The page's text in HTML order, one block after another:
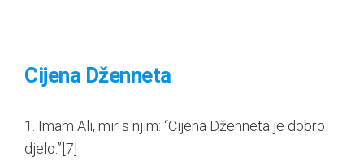
Cijena Dženneta
1. Imam Ali, mir s njim: “Cijena Dženneta je dobro
djelo.”[7]